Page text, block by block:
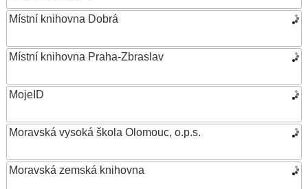
Místní knihovna Dobrá
Místní knihovna Praha-Zbraslav
MojeID
Moravská vysoká škola Olomouc, o.p.s.
Moravská zemská knihovna